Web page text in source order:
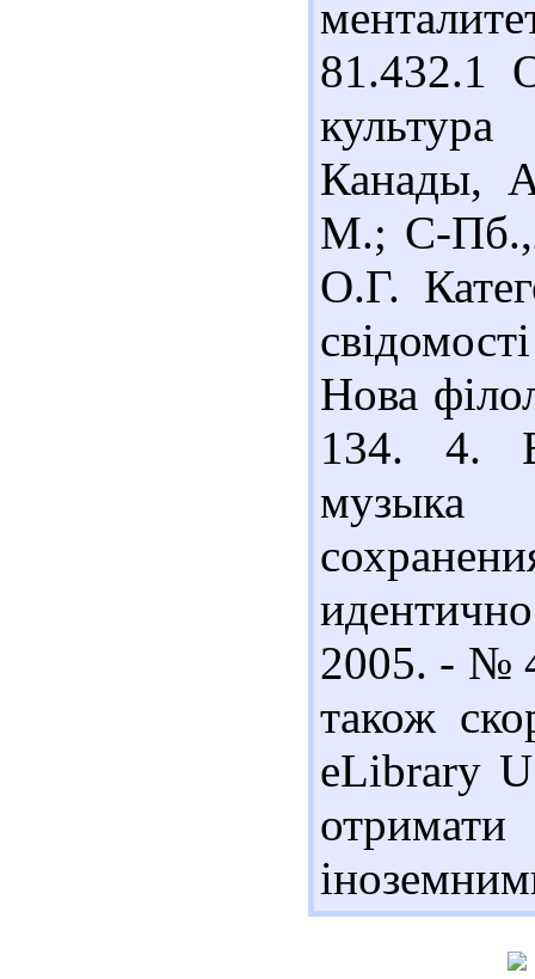
81.432.1
Канады,
М.; С-
О.Г.
Нова
134. 4.
музыка
2005. - №
також
eLibrary